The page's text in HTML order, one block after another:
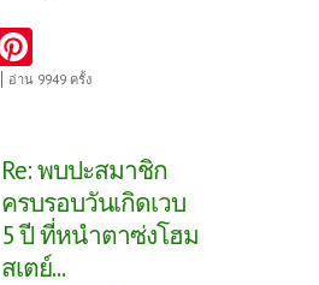
nt
es
t
อ่าน 9949 ครั้ง
Re: พบปะสมาชิก
ครบรอบวันเกิดเวบ
5 ปี ที่หนำตาซ่งโฮม
สเตย์...